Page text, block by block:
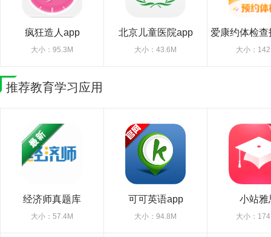
疯狂造人app
大小：95.3M
北京儿童医院app
大小：43.6M
爱康约体检
版
大小：
推荐教育学习应用
经济师真题库
大小：57.4M
可可英语app
大小：94.8M
小站雅
大小：